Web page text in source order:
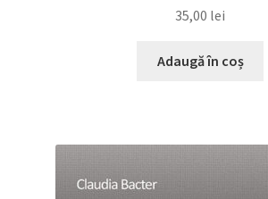
35,00 lei
Adaugă în coș